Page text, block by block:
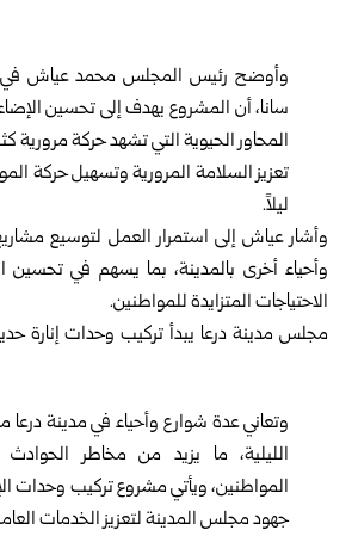
وأوضح رئيس المجلس محمد عياش في
سانا، أن المشروع يهدف إلى تحسين
المحاور الحيوية التي تشهد حركة مرورية
تعزيز السلامة المرورية وتسهيل حركة
ليلاً.
وأشار عياش إلى استمرار العمل لتوسيع
وأحياء أخرى بالمدينة، بما يسهم في تحسين
الاحتياجات المتزايدة للمواطنين.
وتعاني عدة شوارع وأحياء في مدينة
الليلية، ما يزيد من مخاطر
المواطنين، ويأتي مشروع تركيب وحدات
جهود مجلس المدينة لتعزيز الخدمات